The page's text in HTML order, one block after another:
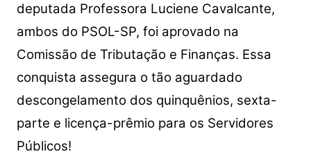
deputada Professora Luciene Cavalcante,
ambos do PSOL-SP, foi aprovado na
Comissão de Tributação e Finanças. Essa
conquista assegura o tão aguardado
descongelamento dos quinquênios, sexta-
parte e licença-prêmio para os Servidores
Públicos!